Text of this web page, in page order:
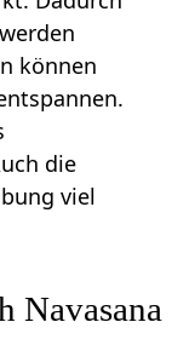
können
die
viel
Navasana